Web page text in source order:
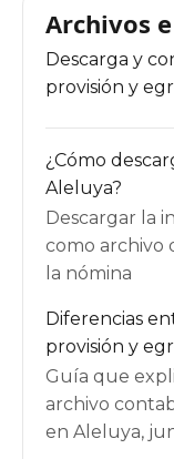
Archivos
Descarga y
provisión y
¿Cómo
Aleluya?
Descargar la
como archivo
la nómina
Diferencias
provisión y
Guía que
archivo
en Aleluya,